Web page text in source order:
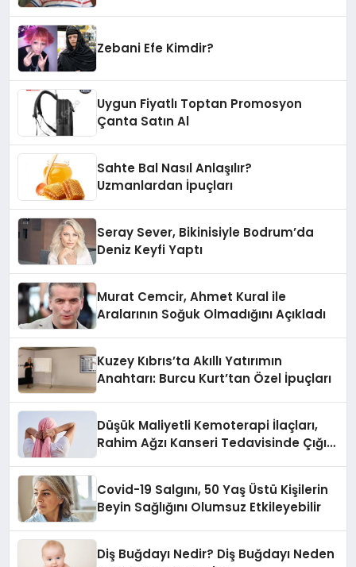
Zebani Efe Kimdir?
Uygun Fiyatlı Toptan Promosyon
Çanta Satın Al
Sahte Bal Nasıl Anlaşılır?
Uzmanlardan İpuçları
Seray Sever, Bikinisiyle Bodrum’da
Deniz Keyfi Yaptı
Murat Cemcir, Ahmet Kural ile
Aralarının Soğuk Olmadığını Açıkladı
Kuzey Kıbrıs’ta Akıllı Yatırımın
Anahtarı: Burcu Kurt’tan Özel İpuçları
Düşük Maliyetli Kemoterapi İlaçları,
Rahim Ağzı Kanseri Tedavisinde Çığır
Covid-19 Salgını, 50 Yaş Üstü Kişilerin
Beyin Sağlığını Olumsuz Etkileyebilir
Diş Buğdayı Nedir? Diş Buğdayı Neden